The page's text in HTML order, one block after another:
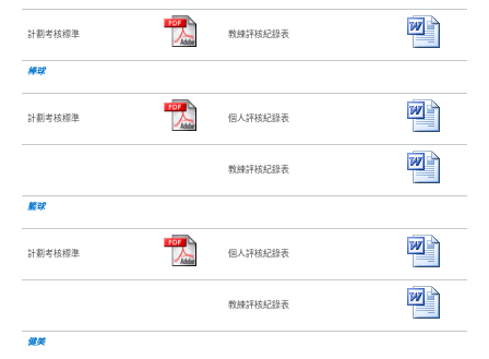
計劃考核標準 教練評核紀錄表
棒球
計劃考核標準 個人評核紀錄表
教練評核紀錄表
籃球
計劃考核標準 個人評核紀錄表
教練評核紀錄表
健美